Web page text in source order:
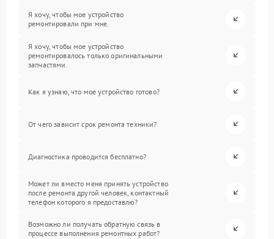
Я хочу, чтобы мое устройство
ремонтировали при мне.
Я хочу, чтобы мое устройство
ремонтировалось только оригинальными
запчастями.
Как я узнаю, что мое устройство готово?
От чего зависит срок ремонта техники?
Диагностика проводится бесплатно?
Может ли вместо меня принять устройство
после ремонта другой человек, контактный
телефон которого я предоставлю?
Возможно ли получать обратную связь в
процессе выполнения ремонтных работ?